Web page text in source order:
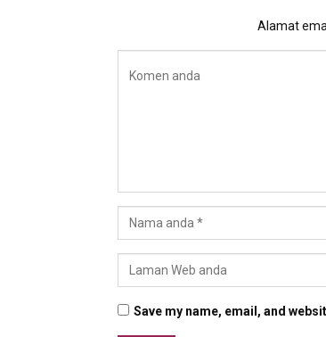
Alamat
Save my name, email, and